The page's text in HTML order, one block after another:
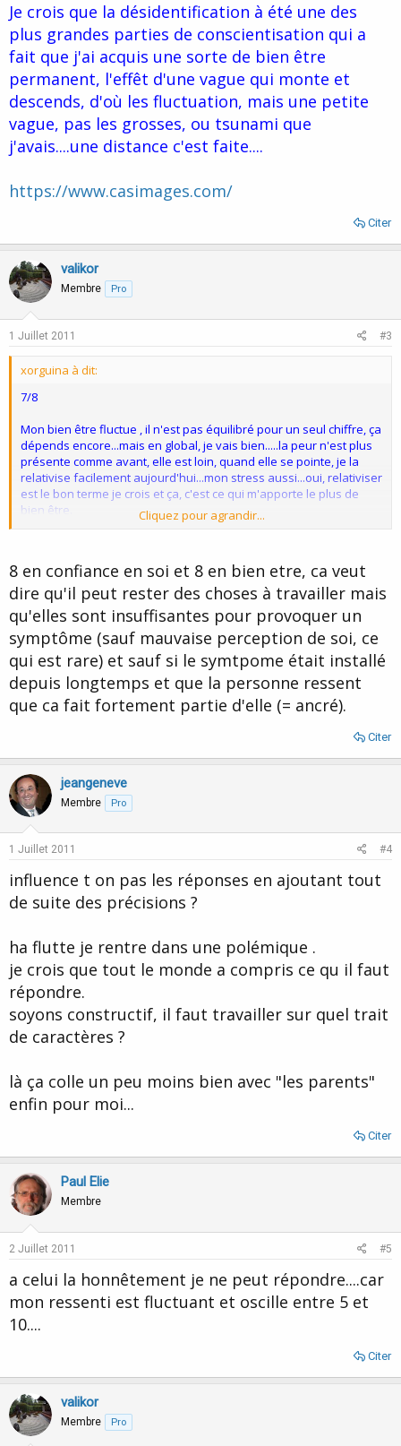
Je crois que la désidentification à été une des
plus grandes parties de conscientisation qui a
fait que j'ai acquis une sorte de bien être
permanent, l'effêt d'une vague qui monte et
descends, d'où les fluctuation, mais une petite
vague, pas les grosses, ou tsunami que
j'avais....une distance c'est faite....
https://www.casimages.com/
Citer
valikor
Membre Pro
1 Juillet 2011 #3
xorguina à dit:
7/8
Mon bien être fluctue , il n'est pas équilibré pour un seul chiffre, ça
dépends encore...mais en global, je vais bien.....la peur n'est plus
présente comme avant, elle est loin, quand elle se pointe, je la
relativise facilement aujourd'hui...mon stress aussi...oui, relativiser
est le bon terme je crois et ça, c'est ce qui m'apporte le plus de
bien être.
devant, présent....c'est comme une nouvelle peau, une nouvelle
façon de penser, d'être et de faire qui font que....
Je crois que la désidentification à été une des plus grandes
parties de conscientisation qui a fait que j'ai acquis une sorte de
bien être permanent, l'effêt d'une vague qui monte et descends,
d'où les fluctuation, mais une petite vague, pas les grosses, ou
tsunami que j'avais....une distance c'est faite....
Cliquez pour agrandir...
8 en confiance en soi et 8 en bien etre, ca veut
dire qu'il peut rester des choses à travailler mais
qu'elles sont insuffisantes pour provoquer un
symptôme (sauf mauvaise perception de soi, ce
qui est rare) et sauf si le symtpome était installé
depuis longtemps et que la personne ressent
que ca fait fortement partie d'elle (= ancré).
Citer
jeangeneve
Membre Pro
1 Juillet 2011 #4
influence t on pas les réponses en ajoutant tout
de suite des précisions ?
ha flutte je rentre dans une polémique .
je crois que tout le monde a compris ce qu il faut
répondre.
soyons constructif, il faut travailler sur quel trait
de caractères ?
là ça colle un peu moins bien avec "les parents"
enfin pour moi...
Citer
Paul Elie
Membre
2 Juillet 2011 #5
a celui la honnêtement je ne peut répondre....car
mon ressenti est fluctuant et oscille entre 5 et
10....
Citer
valikor
Membre Pro